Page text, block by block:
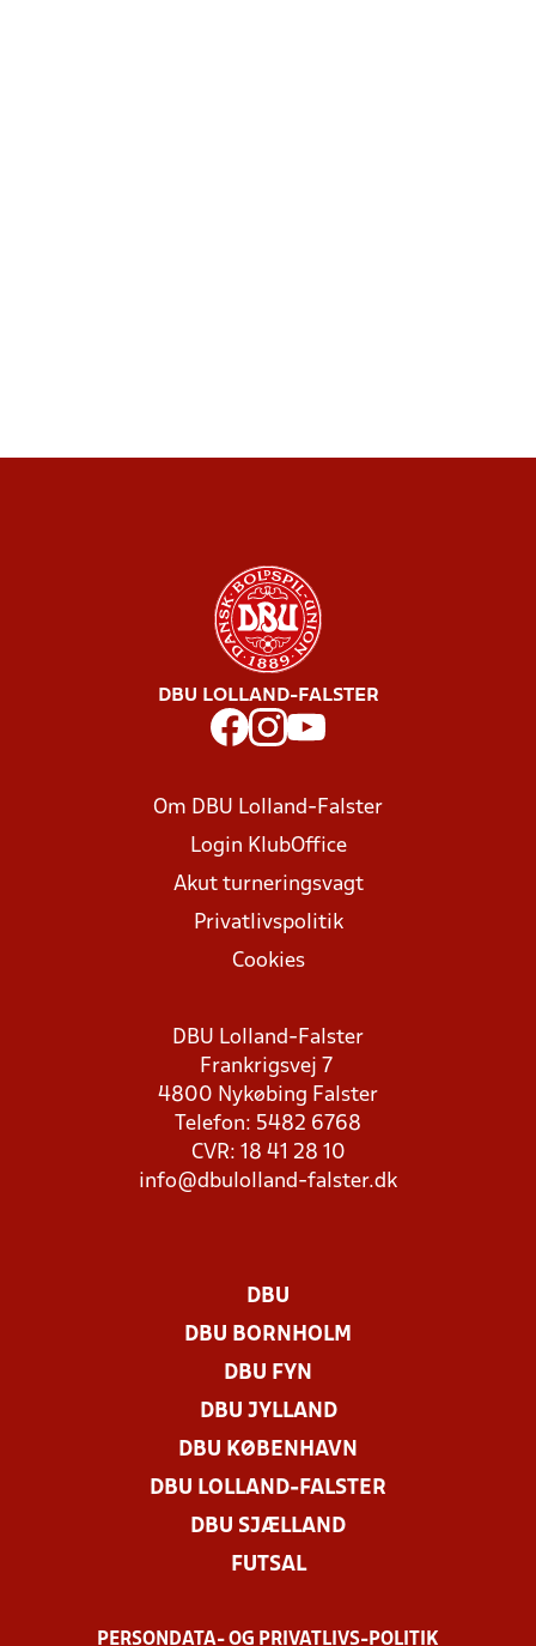
DBU LOLLAND-FALSTER
Om DBU Lolland-Falster
Login KlubOffice
Akut turneringsvagt
Privatlivspolitik
Cookies
DBU Lolland-Falster
Frankrigsvej 7
4800 Nykøbing Falster
Telefon: 5482 6768
CVR: 18 41 28 10
info@dbulolland-falster.dk
DBU
DBU BORNHOLM
DBU FYN
DBU JYLLAND
DBU KØBENHAVN
DBU LOLLAND-FALSTER
DBU SJÆLLAND
FUTSAL
PERSONDATA- OG PRIVATLIVS-POLITIK